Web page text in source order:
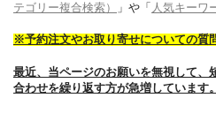
テゴリー複合検索）
」や「 人気キーワ
※予約注文やお取り寄せについての質
最近、当ページのお願いを無視して、
合わせを繰り返す方が急増しています。